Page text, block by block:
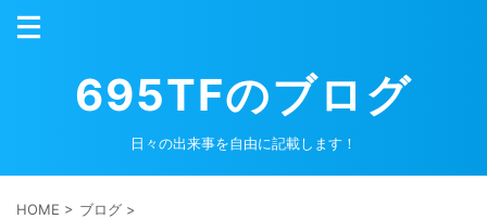
695TFのブログ
日々の出来事を自由に記載します！
HOME > ブログ >